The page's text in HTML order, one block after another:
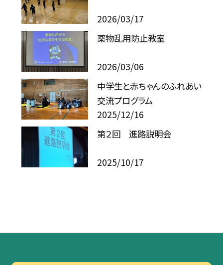
2026/03/17
薬物乱用防止教室
2026/03/06
中学生と赤ちゃんのふれあい
交流プログラム
2025/12/16
第２回 進路説明会
2025/10/17